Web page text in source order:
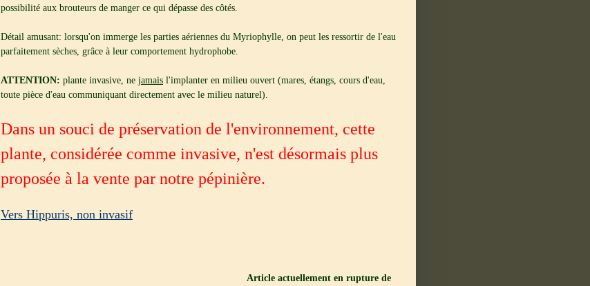
possibilité aux brouteurs de manger ce qui dépasse des côtés.
Détail amusant: lorsqu'on immerge les parties aériennes du Myriophylle, on peut les ressortir de l'eau
parfaitement sèches, grâce à leur comportement hydrophobe.
ATTENTION: plante invasive, ne jamais l'implanter en milieu ouvert (mares, étangs, cours d'eau,
toute pièce d'eau communiquant directement avec le milieu naturel).
Dans un souci de préservation de l'environnement, cette
plante, considérée comme invasive, n'est désormais plus
proposée à la vente par notre pépinière.
Vers Hippuris, non invasif
Article actuellement en rupture de